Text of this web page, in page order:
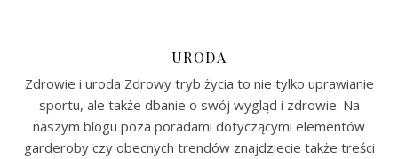
URODA
Zdrowie i uroda Zdrowy tryb życia to nie tylko uprawianie
sportu, ale także dbanie o swój wygląd i zdrowie. Na
naszym blogu poza poradami dotyczącymi elementów
garderoby czy obecnych trendów znajdziecie także treści